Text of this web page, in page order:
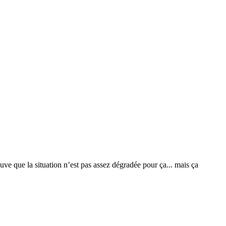
que la situation n’est pas assez dégradée pour ça... mais ça